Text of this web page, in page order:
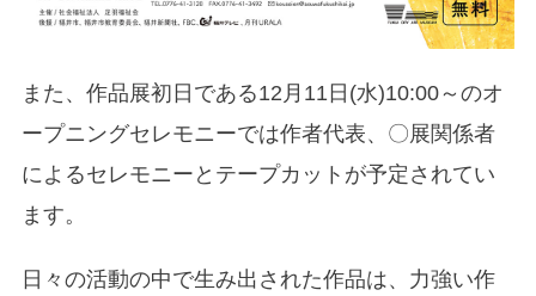
また、作品展初日である12月11日(水)10:00～のオ
ープニングセレモニーでは作者代表、〇展関係者
によるセレモニーとテープカットが予定されてい
ます。
日々の活動の中で生み出された作品は、力強い作